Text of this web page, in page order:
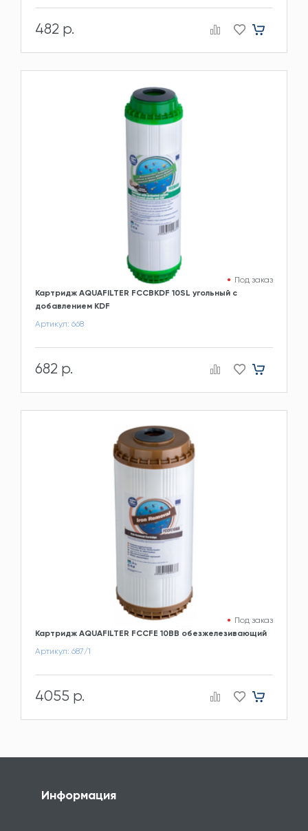
482 р.
Под заказ
Картридж AQUAFILTER FCCBKDF 10SL угольный с
добавлением KDF
Артикул: 668
682 р.
Под заказ
Картридж AQUAFILTER FCCFE 10BB обезжелезивающий
Артикул: 687/1
4055 р.
Информация